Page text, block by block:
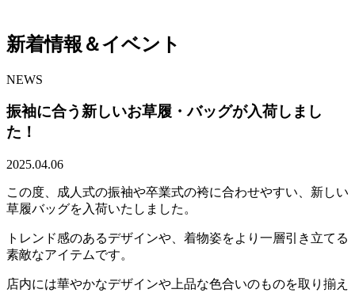
新着情報＆イベント
NEWS
振袖に合う新しいお草履・バッグが入荷しまし
た！
2025.04.06
この度、成人式の振袖や卒業式の袴に合わせやすい、新しい
草履バッグを入荷いたしました。
トレンド感のあるデザインや、着物姿をより一層引き立てる
素敵なアイテムです。
店内には華やかなデザインや上品な色合いのものを取り揃え